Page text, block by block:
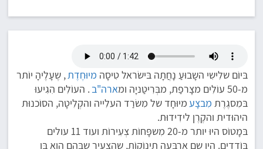
בּיוֹם שלִישִי השָבוּעַ נָחֲתָה בּישׂראל טִיסָה מיוּחֶדֶת, שֶעָלֶיהָ יוֹתר
מ-50 עוֹלִים מצָרפַת, מבְּרִיטַניָה ומ
ארה"ב . העוֹלִים הִגִיעוּ
בּמִסגֶרֶת מִבצָעמיוּחָד של מִשׂרַד העלִייה והקְלִיטָה, הסוֹכנוּת
היהוּדית והקֶרֶן לידִידוּת.
בּמָטוֹס היוּ יותר מ-20 מִשפָּחוֹת צְעִירוֹת ועוד 11 עולים
בּוֹדְדִים. היו שם אַרבָּעה תִינוֹקוֹת, שֶהצָעִיר שֶבָּהֶם הוא בּן